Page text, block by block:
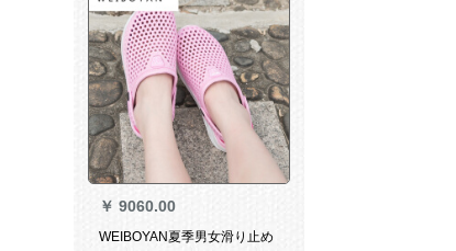
かいM 7 W 9/内の長さは25
cm/39-40です。
￥ 9060.00
WEIBOYAN夏季男女滑り止め